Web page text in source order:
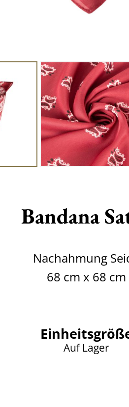
Bandana
Nachahmung
68 cm x 68 cm
Auf Lager